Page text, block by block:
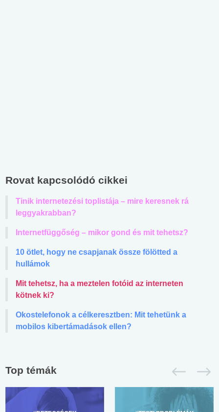
Rovat kapcsolódó cikkei
Tinik internetezési toplistája – mire keresnek rá
leggyakrabban?
Internetfüggőség – mikor gond és mit tehetsz?
10 ötlet, hogy ne csapjanak össze fölötted a
hullámok
Mit tehetsz, ha a meztelen fotóid az interneten
kötnek ki?
Okostelefonok a célkeresztben: Mit tehetünk a
mobilos kibertámadások ellen?
Top témák